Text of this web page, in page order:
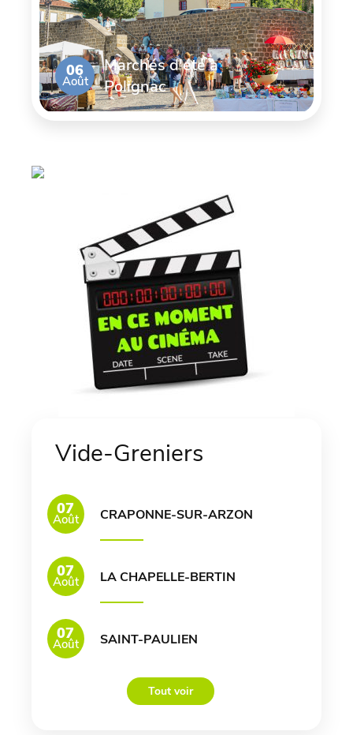
06
Août
Marchés d'été à
Polignac
Vide-Greniers
07
Août CRAPONNE-SUR-ARZON
07
Août LA CHAPELLE-BERTIN
07
Août SAINT-PAULIEN
Tout voir